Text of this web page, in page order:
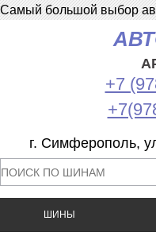
Самый большой выбор
+7
г. Симферополь,
ШИНЫ